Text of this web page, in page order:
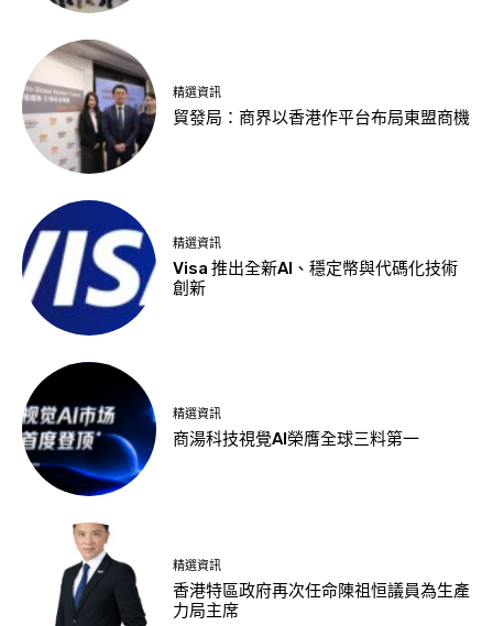
精選資訊
貿發局：商界以香港作平台布局東盟商機
精選資訊
Visa 推出全新AI、穩定幣與代碼化技術
創新
精選資訊
商湯科技視覺AI榮膺全球三料第一
精選資訊
香港特區政府再次任命陳祖恒議員為生產
力局主席